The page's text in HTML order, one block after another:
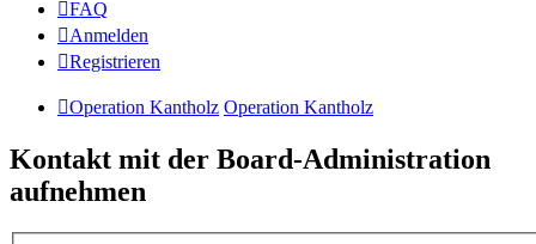
FAQ
Anmelden
Registrieren
Operation Kantholz Operation Kantholz
Kontakt mit der Board-Administration
aufnehmen